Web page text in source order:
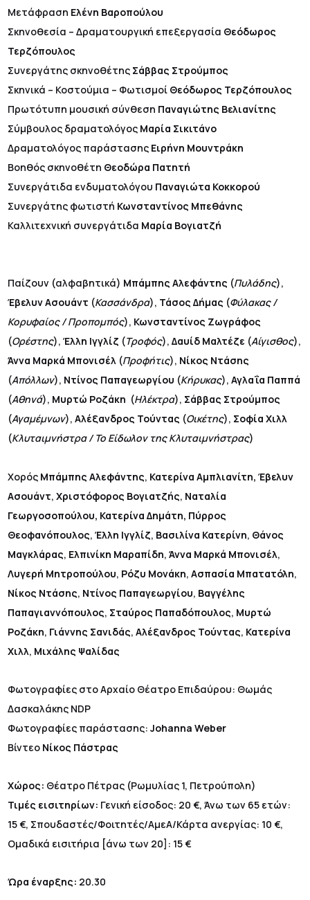
Μετάφραση Ελένη Βαροπούλου
Σκηνοθεσία – Δραματουργική επεξεργασία Θεόδωρος
Τερζόπουλος
Συνεργάτης σκηνοθέτης Σάββας Στρούμπος
Σκηνικά – Κοστούμια – Φωτισμοί Θεόδωρος Τερζόπουλος
Πρωτότυπη μουσική σύνθεση Παναγιώτης Βελιανίτης
Σύμβουλος δραματολόγος Μαρία Σικιτάνο
Δραματολόγος παράστασης Ειρήνη Μουντράκη
Βοηθός σκηνοθέτη Θεοδώρα Πατητή
Συνεργάτιδα ενδυματολόγου Παναγιώτα Κοκκορού
Συνεργάτης φωτιστή Κωνσταντίνος Μπεθάνης
Καλλιτεχνική συνεργάτιδα Μαρία Βογιατζή
Παίζουν (αλφαβητικά) Μπάμπης Αλεφάντης (Πυλάδης),
Έβελυν Ασουάντ (Κασσάνδρα), Τάσος Δήμας (Φύλακας /
Κορυφαίος / Προπομπός), Κωνσταντίνος Ζωγράφος
(Ορέστης),Έλλη Ιγγλίζ (Τροφός),Δαυίδ Μαλτέζε (Αίγισθος),
Άννα Μαρκά Μπονισέλ (Προφήτις), Νίκος Ντάσης
(Απόλλων), Ντίνος Παπαγεωργίου (Κήρυκας),Αγλαΐα Παππά
(Αθηνά), Μυρτώ Ροζάκη (Ηλέκτρα), Σάββας Στρούμπος
(Αγαμέμνων),Αλέξανδρος Τούντας (Οικέτης), Σοφία Χιλλ
(Κλυταιμνήστρα / Το Είδωλον της Κλυταιμνήστρας)
Χορός Μπάμπης Αλεφάντης, Κατερίνα Αμπλιανίτη,Έβελυν
Ασουάντ,Χριστόφορος Βογιατζής, Ναταλία
Γεωργοσοπούλου, Κατερίνα Δημάτη, Πύρρος
Θεοφανόπουλος, Έλλη Ιγγλίζ, Βασιλίνα Κατερίνη, Θάνος
Μαγκλάρας, Ελπινίκη Μαραπίδη, Άννα Μαρκά Μπονισέλ,
Λυγερή Μητροπούλου, Ρόζυ Μονάκη, Ασπασία Μπατατόλη,
Νίκος Ντάσης, Ντίνος Παπαγεωργίου, Βαγγέλης
Παπαγιαννόπουλος, Σταύρος Παπαδόπουλος, Μυρτώ
Ροζάκη, Γιάννης Σανιδάς,Αλέξανδρος Τούντας, Κατερίνα
Χιλλ, Μιχάλης Ψαλίδας
Φωτογραφίες στο Αρχαίο Θέατρο Επιδαύρου: Θωμάς
Δασκαλάκης NDP
Φωτογραφίες παράστασης:Johanna Weber
Βίντεο Νίκος Πάστρας
Χώρος: Θέατρο Πέτρας (Ρωμυλίας 1, Πετρούπολη)
Τιμές εισιτηρίων: Γενική είσοδος: 20 €, Άνω των 65 ετών:
15 €, Σπουδαστές/Φοιτητές/ΑμεΑ/Κάρτα ανεργίας: 10 €,
Ομαδικά εισιτήρια [άνω των 20]: 15 €
Ώρα έναρξης: 20.30